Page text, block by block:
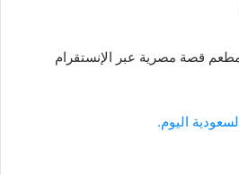
قصة مصرية عبر الإنستقرام
اليوم.